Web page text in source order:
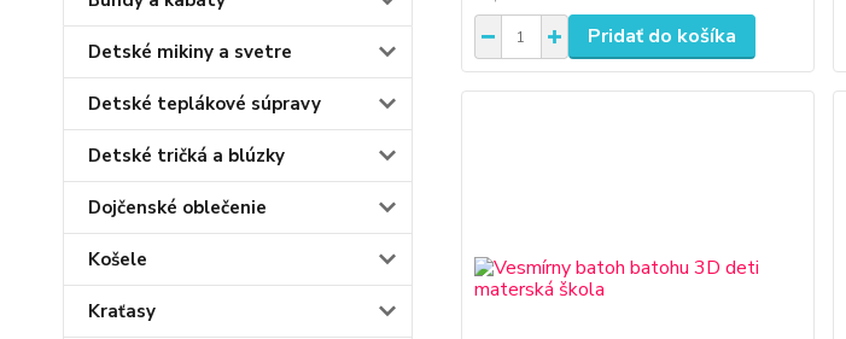
Detské mikiny a svetre
Detské teplákové súpravy
Detské tričká a blúzky
Dojčenské oblečenie
Košele
Kraťasy
Pridať do košíka